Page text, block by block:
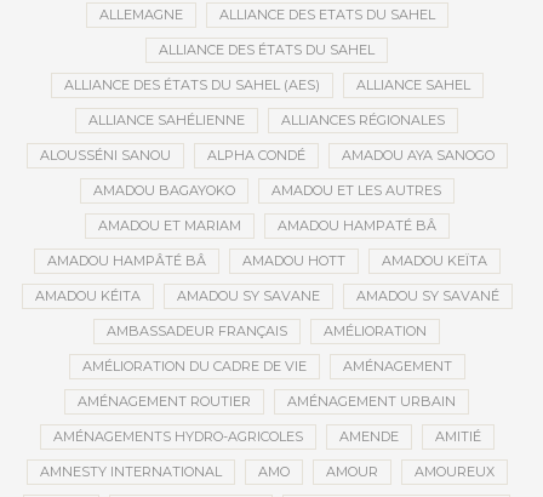
ALLEMAGNE ALLIANCE DES ETATS DU SAHEL
ALLIANCE DES ÉTATS DU SAHEL
ALLIANCE DES ÉTATS DU SAHEL (AES) ALLIANCE SAHEL
ALLIANCE SAHÉLIENNE ALLIANCES RÉGIONALES
ALOUSSÉNI SANOU ALPHA CONDÉ AMADOU AYA SANOGO
AMADOU BAGAYOKO AMADOU ET LES AUTRES
AMADOU ET MARIAM AMADOU HAMPATÉ BÂ
AMADOU HAMPÂTÉ BÂ AMADOU HOTT AMADOU KEÏTA
AMADOU KÉITA AMADOU SY SAVANE AMADOU SY SAVANÉ
AMBASSADEUR FRANÇAIS AMÉLIORATION
AMÉLIORATION DU CADRE DE VIE AMÉNAGEMENT
AMÉNAGEMENT ROUTIER AMÉNAGEMENT URBAIN
AMÉNAGEMENTS HYDRO-AGRICOLES AMENDE AMITIÉ
AMNESTY INTERNATIONAL AMO AMOUR AMOUREUX